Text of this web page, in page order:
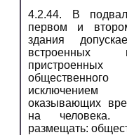
4.2.44. В
первом и
здания
встроенных
оказывающих
на человека.
размещать: